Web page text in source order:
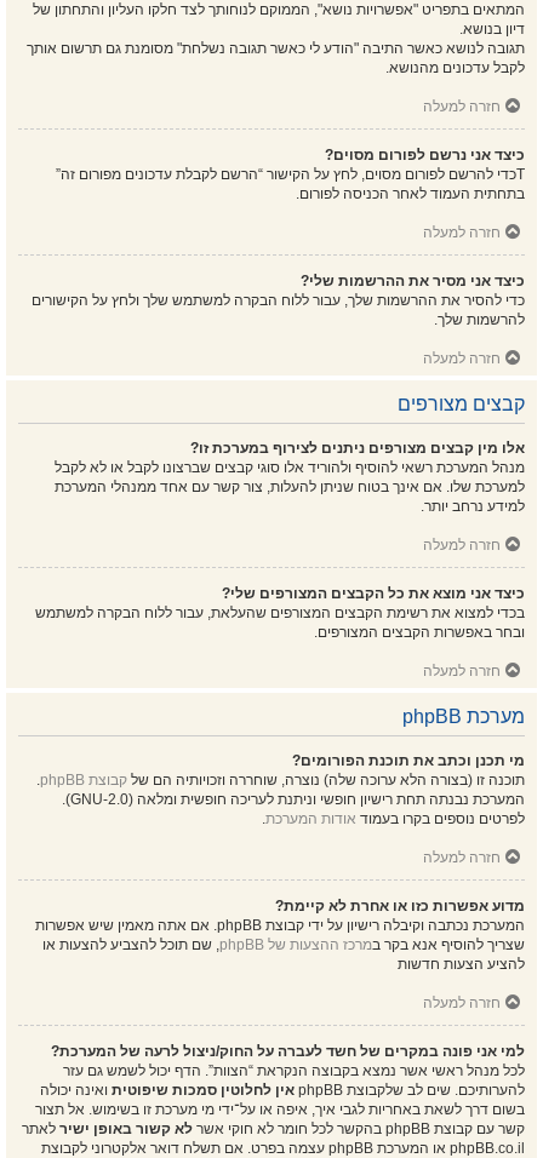
המתאים בתפריט "אפשרויות נושא", הממוקם לנוחותך לצד חלקו העליון והתחתון של
דיון בנושא.
תגובה לנושא כאשר התיבה "הודע לי כאשר תגובה נשלחת" מסומנת גם תרשום אותך
לקבל עדכונים מהנושא.
חזרה למעלה
כיצד אני נרשם לפורום מסוים?
Tכדי להרשם לפורום מסוים, לחץ על הקישור “הרשם לקבלת עדכונים מפורום זה”
בתחתית העמוד לאחר הכניסה לפורום.
חזרה למעלה
כיצד אני מסיר את ההרשמות שלי?
כדי להסיר את ההרשמות שלך, עבור ללוח הבקרה למשתמש שלך ולחץ על הקישורים
להרשמות שלך.
חזרה למעלה
קבצים מצורפים
אלו מין קבצים מצורפים ניתנים לצירוף במערכת זו?
מנהל המערכת רשאי להוסיף ולהוריד אלו סוגי קבצים שברצונו לקבל או לא לקבל
למערכת שלו. אם אינך בטוח שניתן להעלות, צור קשר עם אחד ממנהלי המערכת
למידע נרחב יותר.
חזרה למעלה
כיצד אני מוצא את כל הקבצים המצורפים שלי?
בכדי למצוא את רשימת הקבצים המצורפים שהעלאת, עבור ללוח הבקרה למשתמש
ובחר באפשרות הקבצים המצורפים.
חזרה למעלה
מערכת phpBB
מי תכנן וכתב את תוכנת הפורומים?
תוכנה זו (בצורה הלא ערוכה שלה) נוצרה, שוחררה וזכויותיה הם של קבוצת phpBB
.
המערכת נבנתה תחת רישיון חופשי וניתנת לעריכה חופשית ומלאה (GNU-2.0).
לפרטים נוספים בקרו בעמוד אודות המערכת.
חזרה למעלה
מדוע אפשרות כזו או אחרת לא קיימת?
המערכת נכתבה וקיבלה רישיון על ידי קבוצת phpBB. אם אתה מאמין שיש אפשרות
שצריך להוסיף אנא בקר במרכז ההצעות של phpBB
, שם תוכל להצביע להצעות או
להציע הצעות חדשות
חזרה למעלה
למי אני פונה במקרים של חשד לעברה על החוק/ניצול לרעה של המערכת?
לכל מנהל ראשי אשר נמצא בקבוצה הנקראת “הצוות”. הדף יכול לשמש גם עזר
להערותיכם. שים לב שלקבוצת phpBB
אין לחלוטין סמכות שיפוטית ואינה יכולה
בשום דרך לשאת באחריות לגבי איך, איפה או על־ידי מי מערכת זו בשימוש. אל תצור
קשר עם קבוצת phpBB בהקשר לכל חומר לא חוקי אשר
לא קשור באופן ישיר לאתר
phpBB.co.il או המערכת phpBB עצמה בפרט. אם תשלח דואר אלקטרוני לקבוצת